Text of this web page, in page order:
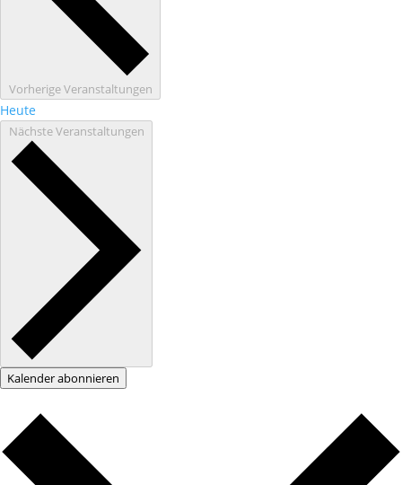
VorherigeVeranstaltungen
Heute
NächsteVeranstaltungen
Kalender abonnieren